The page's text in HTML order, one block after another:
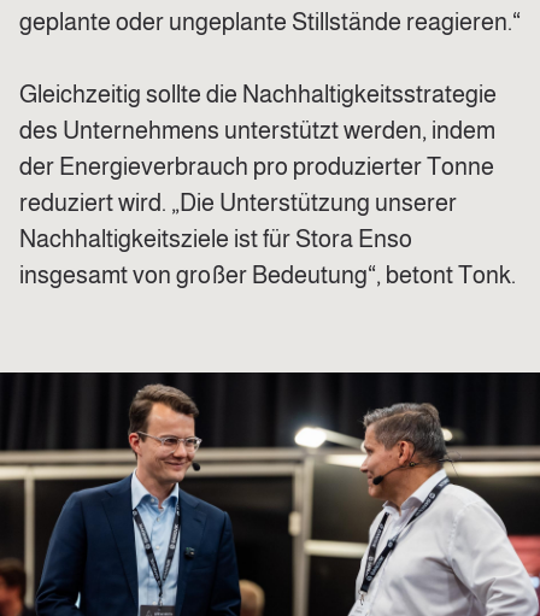
geplante oder ungeplante Stillstände reagieren.“
Gleichzeitig sollte die Nachhaltigkeitsstrategie
des Unternehmens unterstützt werden, indem
der Energieverbrauch pro produzierter Tonne
reduziert wird. „Die Unterstützung unserer
Nachhaltigkeitsziele ist für Stora Enso
insgesamt von großer Bedeutung“, betont Tonk.